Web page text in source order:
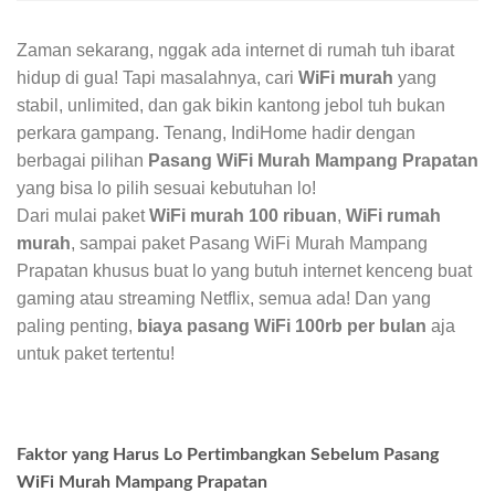
Zaman sekarang, nggak ada internet di rumah tuh ibarat
hidup di gua! Tapi masalahnya, cari WiFi murah yang
stabil, unlimited, dan gak bikin kantong jebol tuh bukan
perkara gampang. Tenang, IndiHome hadir dengan
berbagai pilihan Pasang WiFi Murah Mampang Prapatan
yang bisa lo pilih sesuai kebutuhan lo!
Dari mulai paketWiFi murah 100 ribuan, WiFi rumah
murah, sampai paket Pasang WiFi Murah Mampang
Prapatan khusus buat lo yang butuh internet kenceng buat
gaming atau streaming Netflix, semua ada! Dan yang
paling penting, biaya pasang WiFi 100rb per bulan aja
untuk paket tertentu!
Faktor yang Harus Lo Pertimbangkan Sebelum Pasang
WiFi Murah Mampang Prapatan